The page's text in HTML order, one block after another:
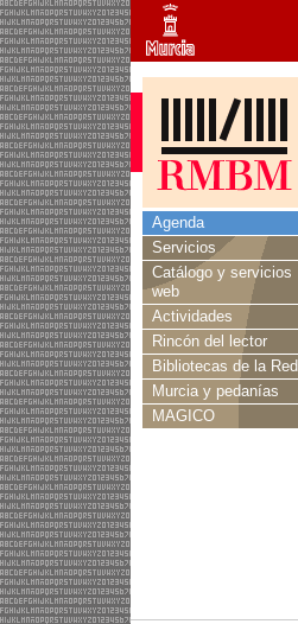
Agenda
Servicios
Catálogo y servicios
web
Actividades
Rincón del lector
Bibliotecas de la Red
Murcia y pedanías
MAGICO